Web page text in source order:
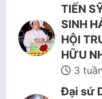
TIẾN
SINH
HỘI
HỮU
3
Đại sứ